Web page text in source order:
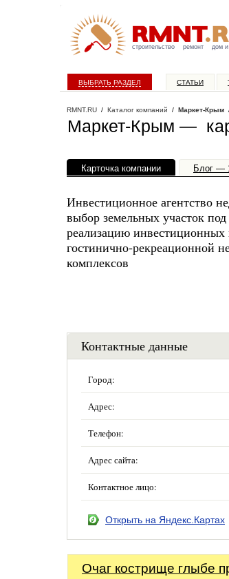
строительство ремонт дом
ВЫБРАТЬ РАЗДЕЛ СТАТЬИ
RMNT.RU / Каталог компаний / Маркет-Крым
Маркет-Крым —
Карточка компании Блог —
Инвестиционное агентство
выбор земельных участок
реализацию инвестиционных
гостинично-рекреационной
комплексов
Контактные данные
Город:
Адрес:
Телефон:
Адрес сайта:
Контактное лицо:
Открыть на Яндекс.Картах
Очаг кострище глыбе